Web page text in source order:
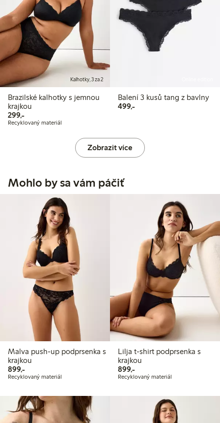
Kalhotky, 3 za 2
Brazilské kalhotky s jemnou
krajkou
299,-299,00 Kč
Recyklovaný materiál
Balení 3 kusů tang z bavlny
499,-499,00 Kč
Zobrazit více
Mohlo by sa vám páčiť
Malva push-up podprsenka s
krajkou
899,-899,00 Kč
Recyklovaný materiál
Lilja t-shirt podprsenka s
krajkou
899,-899,00 Kč
Recyklovaný materiál